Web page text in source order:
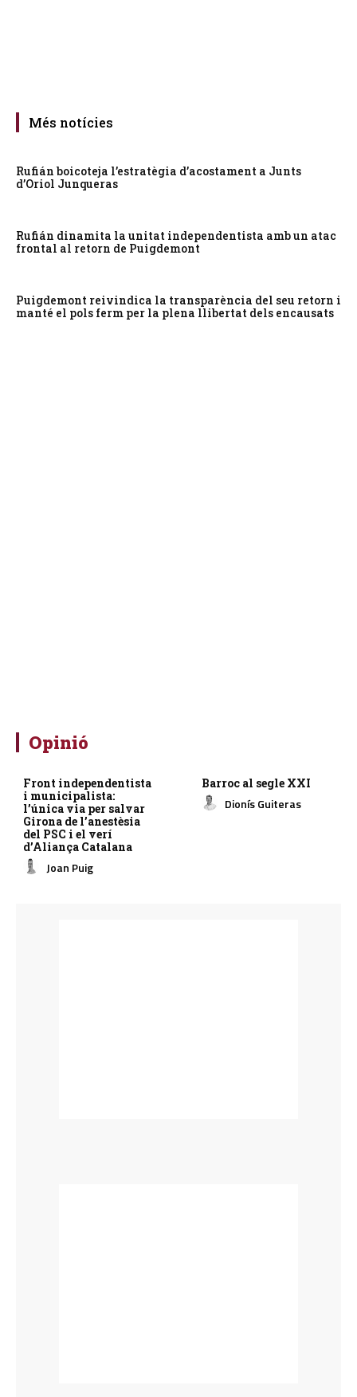
Més notícies
Rufián boicoteja l’estratègia d’acostament a Junts
d’Oriol Junqueras
Rufián dinamita la unitat independentista amb un atac
frontal al retorn de Puigdemont
Puigdemont reivindica la transparència del seu retorn i
manté el pols ferm per la plena llibertat dels encausats
Opinió
Front independentista
i municipalista:
l’única via per salvar
Girona de l’anestèsia
del PSC i el verí
d’Aliança Catalana
Joan Puig
Barroc al segle XXI
Dionís Guiteras